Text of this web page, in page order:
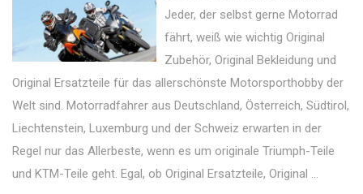
Jeder, der selbst gerne Motorrad
fährt, weiß wie wichtig Original
Zubehör, Original Bekleidung und
Original Ersatzteile für das allerschönste Motorsporthobby der
Welt sind. Motorradfahrer aus Deutschland, Österreich, Südtirol,
Liechtenstein, Luxemburg und der Schweiz erwarten in der
Regel nur das Allerbeste, wenn es um originale Triumph-Teile
und KTM-Teile geht. Egal, ob Original Ersatzteile, Original ...